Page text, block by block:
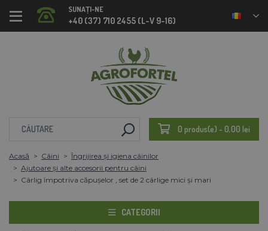
SUNAȚI-NE
+40 (37) 710 2455 (L-V 9-16)
0 produs(e) - 0,00 lei
Acasă Câini
Îngrijirea și igiena câinilor
Ajutoare și alte accesorii pentru câini
Cârlig împotriva căpușelor , set de 2 cârlige mici și mari
CATEGORII